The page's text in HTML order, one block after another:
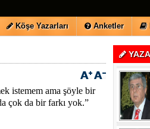
Köşe Yazarları Anketler
istemem ama şöyle bir
çok da bir farkı yok.”